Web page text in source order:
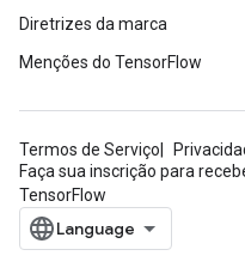
Diretrizes da marca
Menções do TensorFlow
Termos de Serviço
Faça sua inscrição para
TensorFlow